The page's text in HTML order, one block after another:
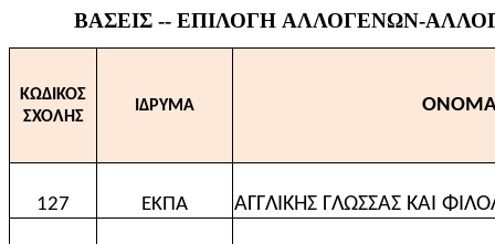
ΒΑΣΕΙΣ -- ΕΠΙΛΟΓΗ ΑΛΛΟΓΕΝΩΝ-
ΚΩΔΙΚΟΣ
ΣΧΟΛΗΣ
ΙΔΡΥΜΑ ΟΝΟΜΑ
127 ΕΚΠΑ ΑΓΓΛΙΚΗΣ ΓΛΩΣΣΑΣ ΚΑΙ